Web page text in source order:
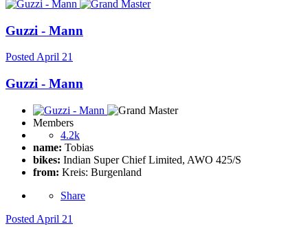
Guzzi - Mann
Posted April 21
Guzzi - Mann
Members
4.2k
name: Tobias
bikes: Indian Super Chief Limited, AWO 425/S
from: Kreis: Burgenland
Share
Posted April 21